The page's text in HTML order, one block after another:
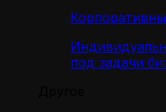
под задачи